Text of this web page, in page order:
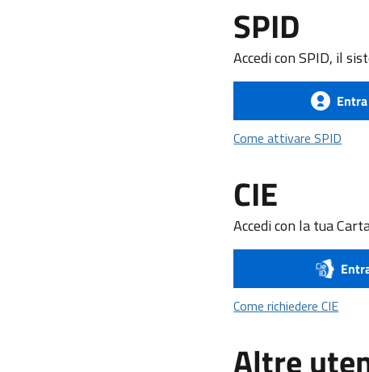
SPID
Accedi con SPID, il
Come attivare SPID
CIE
Accedi con la tua
Come richiedere CIECome
Altre